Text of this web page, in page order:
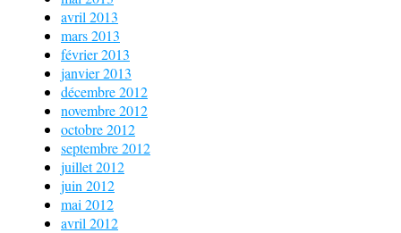
avril 2013
mars 2013
février 2013
janvier 2013
décembre 2012
novembre 2012
octobre 2012
septembre 2012
juillet 2012
juin 2012
mai 2012
avril 2012